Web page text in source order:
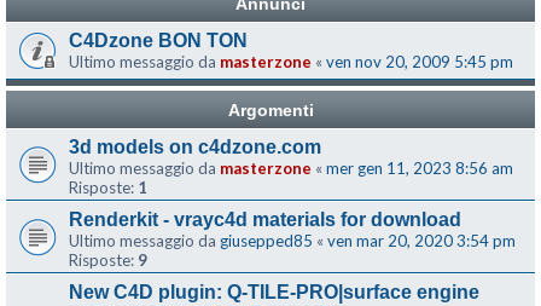
C4Dzone BON TON
Ultimo messaggio da masterzone « ven nov 20, 2009 5:45 pm
Argomenti
3d models on c4dzone.com
Ultimo messaggio da masterzone « mer gen 11, 2023 8:56 am
Risposte: 1
Renderkit - vrayc4d materials for download
Ultimo messaggio da giusepped85 « ven mar 20, 2020 3:54 pm
Risposte: 9
New C4D plugin: Q-TILE-PRO|surface engine